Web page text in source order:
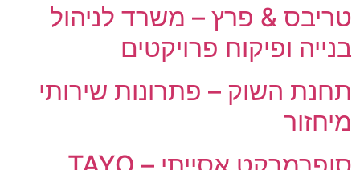
טריבס & פרץ – משרד לניהול
בנייה ופיקוח פרויקטים
תחנת השוק – פתרונות שירותי
מיחזור